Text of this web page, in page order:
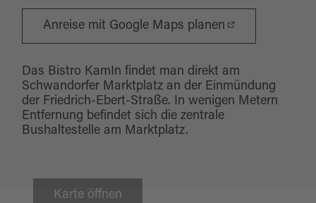
Karte öffnen
Anreise mit Google Maps planen
Das Bistro KamIn findet man direkt am
Schwandorfer Marktplatz an der Einmündung
der Friedrich-Ebert-Straße. In wenigen Metern
Entfernung befindet sich die zentrale
Bushaltestelle am Marktplatz.